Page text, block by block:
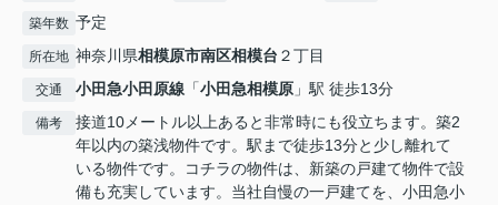
築年数 予定
所在地 神奈川県相模原市南区相模台 ２丁目
交通 小田急小田原線 「小田急相模原 」駅 徒歩13分
備考
接道10メートル以上あると非常時にも役立ちます。築2
年以内の築浅物件です。駅まで徒歩13分と少し離れて
いる物件です。コチラの物件は、新築の戸建て物件で設
備も充実しています。当社自慢の一戸建てを、小田急小